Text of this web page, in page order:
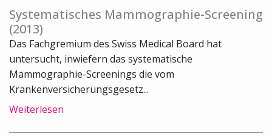
Systematisches Mammographie-Screening
(2013)
Das Fachgremium des Swiss Medical Board hat
untersucht, inwiefern das systematische
Mammographie-Screenings die vom
Krankenversicherungsgesetz...
Weiterlesen